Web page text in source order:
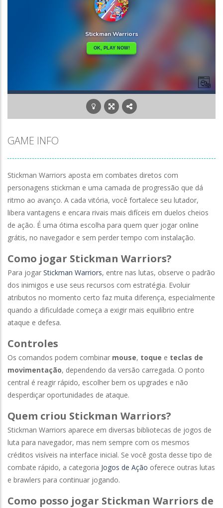
GAME INFO
Stickman Warriors aposta em combates diretos com
personagens stickman e uma camada de progressão que dá
ritmo ao avanço. A cada vitória, você fortalece seu lutador,
libera vantagens e encara rivais mais difíceis em duelos cheios
de ação. É uma ótima escolha para quem quer jogar online
grátis, no navegador e sem perder tempo com instalação.
Como jogar Stickman Warriors?
Para jogar Stickman Warriors, entre nas lutas, observe o padrão
dos inimigos e use seus recursos com estratégia. Evoluir
atributos no momento certo faz muita diferença, especialmente
quando a dificuldade começa a exigir mais equilíbrio entre
ataque e defesa.
Controles
Os comandos podem combinar mouse, toque e teclas de
movimentação, dependendo da versão carregada. O ponto
central é reagir rápido, escolher bem os upgrades e não
desperdiçar oportunidades de ataque.
Quem criou Stickman Warriors?
Stickman Warriors aparece em diversas bibliotecas de jogos de
luta para navegador, mas nem sempre com os mesmos
créditos visíveis na interface inicial. Se você gosta desse tipo de
combate rápido, a categoria Jogos de Ação oferece outras lutas
e brawlers para continuar jogando.
Como posso jogar Stickman Warriors de